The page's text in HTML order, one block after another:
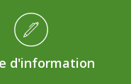
d'information